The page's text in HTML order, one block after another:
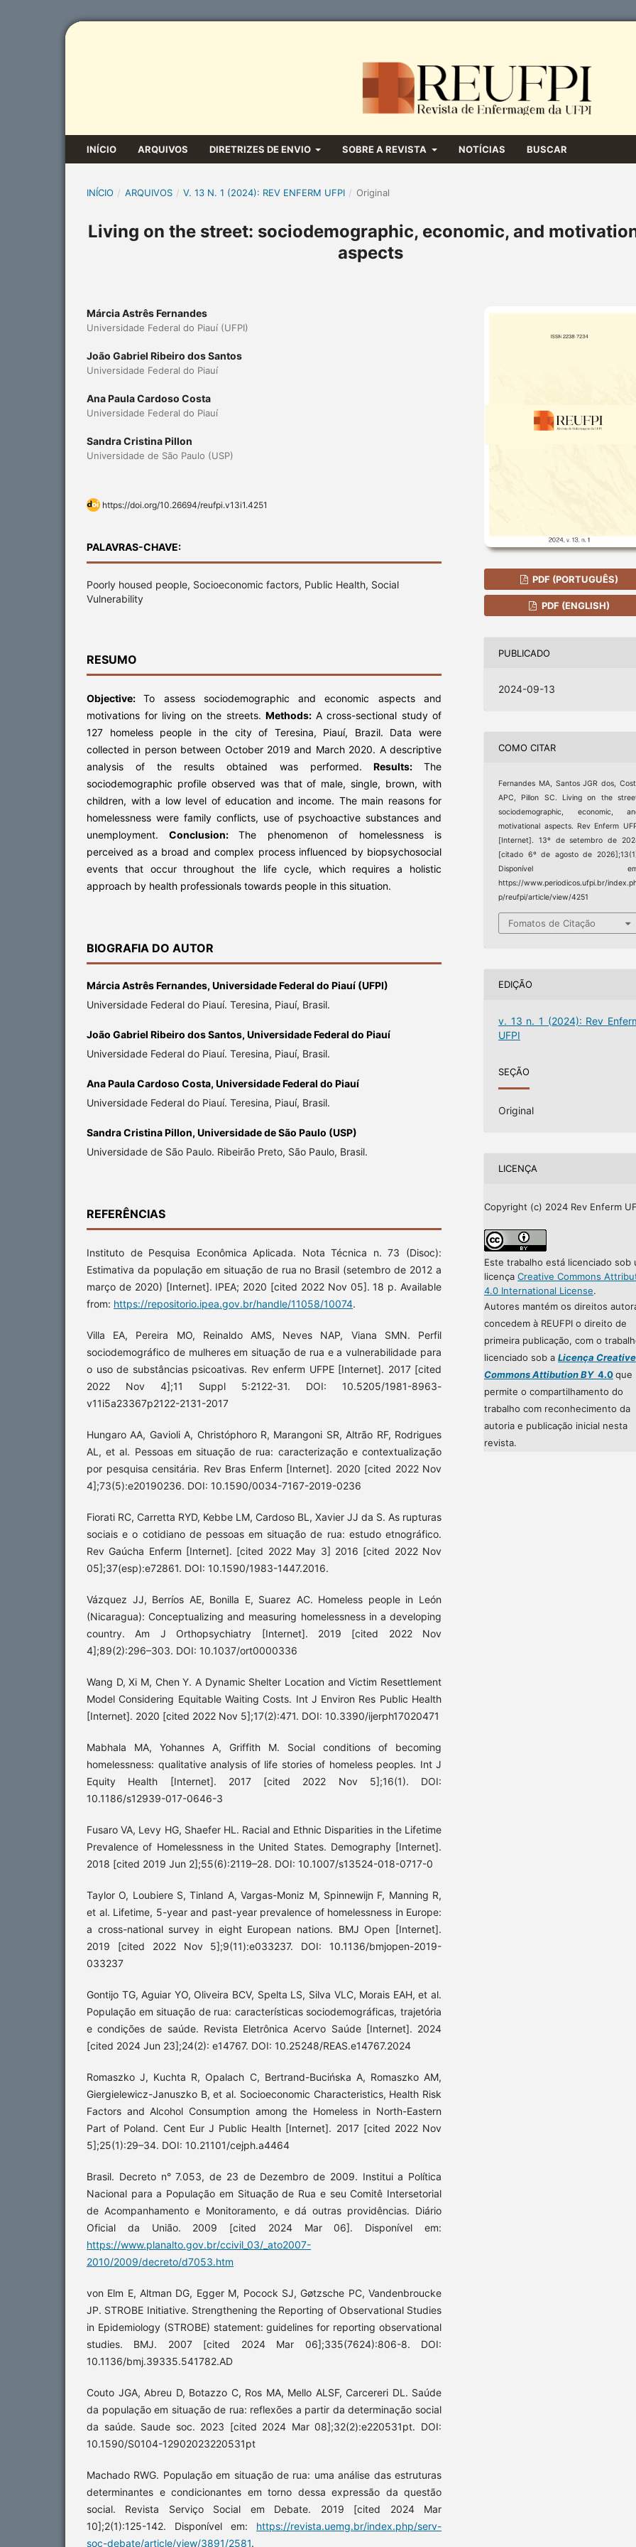
INÍCIO ARQUIVOS DIRETRIZES DE ENVIO SOBRE A REVISTA NOTÍCIAS BUSCAR
INÍCIO / ARQUIVOS / V. 13 N. 1 (2024): REV ENFERM UFPI / Original
Living on the street: sociodemographic, economic, and
aspects
Márcia Astrês Fernandes
Universidade Federal do Piauí (UFPI)
João Gabriel Ribeiro dos Santos
Universidade Federal do Piauí
Ana Paula Cardoso Costa
Universidade Federal do Piauí
Sandra Cristina Pillon
Universidade de São Paulo (USP)
https://doi.org/10.26694/reufpi.v13i1.4251
PALAVRAS-CHAVE:
Poorly housed people, Socioeconomic factors, Public Health, Social
Vulnerability
RESUMO
Objective:To assess sociodemographic and economic aspects and
motivations for living on the streets. Methods: A cross-sectional study of
127 homeless people in the city of Teresina, Piauí, Brazil. Data were
collected in person between October 2019 and March 2020. A descriptive
analysis of the results obtained was performed. Results: The
sociodemographic profile observed was that of male, single, brown, with
children, with a low level of education and income. The main reasons for
homelessness were family conflicts, use of psychoactive substances and
unemployment. Conclusion: The phenomenon of homelessness is
perceived as a broad and complex process influenced by biopsychosocial
events that occur throughout the life cycle, which requires a holistic
approach by health professionals towards people in this situation.
BIOGRAFIA DO AUTOR
Márcia Astrês Fernandes, Universidade Federal do Piauí (UFPI)
Universidade Federal do Piauí. Teresina, Piauí, Brasil.
João Gabriel Ribeiro dos Santos, Universidade Federal do Piauí
Universidade Federal do Piauí. Teresina, Piauí, Brasil.
Ana Paula Cardoso Costa, Universidade Federal do Piauí
Universidade Federal do Piauí. Teresina, Piauí, Brasil.
Sandra Cristina Pillon, Universidade de São Paulo (USP)
Universidade de São Paulo. Ribeirão Preto, São Paulo, Brasil.
REFERÊNCIAS
Instituto de Pesquisa Econômica Aplicada. Nota Técnica n. 73 (Disoc):
Estimativa da população em situação de rua no Brasil (setembro de 2012 a
março de 2020) [Internet]. IPEA; 2020 [cited 2022 Nov 05]. 18 p. Available
from: https://repositorio.ipea.gov.br/handle/11058/10074.
Villa EA, Pereira MO, Reinaldo AMS, Neves NAP, Viana SMN. Perfil
sociodemográfico de mulheres em situação de rua e a vulnerabilidade para
o uso de substâncias psicoativas. Rev enferm UFPE [Internet]. 2017 [cited
2022 Nov 4];11 Suppl 5:2122-31. DOI: 10.5205/1981-8963-
v11i5a23367p2122-2131-2017
Hungaro AA, Gavioli A, Christóphoro R, Marangoni SR, Altrão RF, Rodrigues
AL, et al. Pessoas em situação de rua: caracterização e contextualização
por pesquisa censitária. Rev Bras Enferm [Internet]. 2020 [cited 2022 Nov
4];73(5):e20190236. DOI: 10.1590/0034-7167-2019-0236
Fiorati RC, Carretta RYD, Kebbe LM, Cardoso BL, Xavier JJ da S. As rupturas
sociais e o cotidiano de pessoas em situação de rua: estudo etnográfico.
Rev Gaúcha Enferm [Internet]. [cited 2022 May 3] 2016 [cited 2022 Nov
05];37(esp):e72861. DOI: 10.1590/1983-1447.2016.
Vázquez JJ, Berríos AE, Bonilla E, Suarez AC. Homeless people in León
(Nicaragua): Conceptualizing and measuring homelessness in a developing
country. Am J Orthopsychiatry [Internet]. 2019 [cited 2022 Nov
4];89(2):296–303. DOI: 10.1037/ort0000336
Wang D, Xi M, Chen Y. A Dynamic Shelter Location and Victim Resettlement
Model Considering Equitable Waiting Costs. Int J Environ Res Public Health
[Internet]. 2020 [cited 2022 Nov 5];17(2):471. DOI: 10.3390/ijerph17020471
Mabhala MA, Yohannes A, Griffith M. Social conditions of becoming
homelessness: qualitative analysis of life stories of homeless peoples. Int J
Equity Health [Internet]. 2017 [cited 2022 Nov 5];16(1). DOI:
10.1186/s12939-017-0646-3
Fusaro VA, Levy HG, Shaefer HL. Racial and Ethnic Disparities in the Lifetime
Prevalence of Homelessness in the United States. Demography [Internet].
2018 [cited 2019 Jun 2];55(6):2119–28. DOI: 10.1007/s13524-018-0717-0
Taylor O, Loubiere S, Tinland A, Vargas-Moniz M, Spinnewijn F, Manning R,
et al. Lifetime, 5-year and past-year prevalence of homelessness in Europe:
a cross-national survey in eight European nations. BMJ Open [Internet].
2019 [cited 2022 Nov 5];9(11):e033237. DOI: 10.1136/bmjopen-2019-
033237
Gontijo TG, Aguiar YO, Oliveira BCV, Spelta LS, Silva VLC, Morais EAH, et al.
População em situação de rua: características sociodemográficas, trajetória
e condições de saúde. Revista Eletrônica Acervo Saúde [Internet]. 2024
[cited 2024 Jun 23];24(2): e14767. DOI: 10.25248/REAS.e14767.2024
Romaszko J, Kuchta R, Opalach C, Bertrand-Bucińska A, Romaszko AM,
Giergielewicz-Januszko B, et al. Socioeconomic Characteristics, Health Risk
Factors and Alcohol Consumption among the Homeless in North-Eastern
Part of Poland. Cent Eur J Public Health [Internet]. 2017 [cited 2022 Nov
5];25(1):29–34. DOI: 10.21101/cejph.a4464
Brasil. Decreto n° 7.053, de 23 de Dezembro de 2009. Institui a Política
Nacional para a População em Situação de Rua e seu Comitê Intersetorial
de Acompanhamento e Monitoramento, e dá outras providências. Diário
Oficial da União. 2009 [cited 2024 Mar 06]. Disponível em:
https://www.planalto.gov.br/ccivil_03/_ato2007-
2010/2009/decreto/d7053.htm
von Elm E, Altman DG, Egger M, Pocock SJ, Gøtzsche PC, Vandenbroucke
JP. STROBE Initiative. Strengthening the Reporting of Observational Studies
in Epidemiology (STROBE) statement: guidelines for reporting observational
studies. BMJ. 2007 [cited 2024 Mar 06];335(7624):806-8. DOI:
10.1136/bmj.39335.541782.AD
Couto JGA, Abreu D, Botazzo C, Ros MA, Mello ALSF, Carcereri DL. Saúde
da população em situação de rua: reflexões a partir da determinação social
da saúde. Saude soc. 2023 [cited 2024 Mar 08];32(2):e220531pt. DOI:
10.1590/S0104-12902023220531pt
Machado RWG. População em situação de rua: uma análise das estruturas
determinantes e condicionantes em torno dessa expressão da questão
social. Revista Serviço Social em Debate. 2019 [cited 2024 Mar
10];2(1):125-142. Disponível em: https://revista.uemg.br/index.php/serv-
soc-debate/article/view/3891/2581.
PDF (PORTUGUÊS)
PDF (ENGLISH)
PUBLICADO
2024-09-13
COMO CITAR
Fernandes MA, Santos JGR dos,
APC, Pillon SC. Living on the
sociodemographic, economic,
motivational aspects. Rev Enferm
[Internet]. 13º de setembro de
[citado 6º de agosto de
Disponível
https://www.periodicos.ufpi.br/
p/reufpi/article/view/4251
Fomatos de Citação
EDIÇÃO
v. 13 n. 1 (2024): Rev
UFPI
SEÇÃO
Original
LICENÇA
Copyright (c) 2024 Rev Enferm
Este trabalho está licenciado sob
licença Creative Commons
4.0 International License.
Autores mantém os direitos
concedem à REUFPI o direito de
primeira publicação, com o
licenciado sob a Licença Creative
Commons Attibution BY4.0que
permite o compartilhamento do
trabalho com reconhecimento da
autoria e publicação inicial nesta
revista.